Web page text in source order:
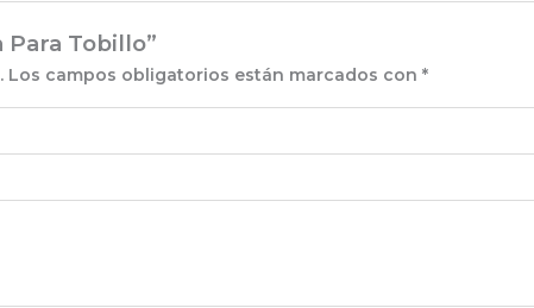
Tobillo”
Los campos obligatorios están marcados con*